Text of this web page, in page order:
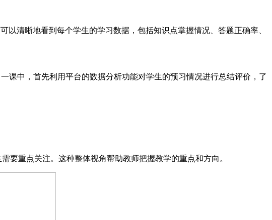
清晰地看到每个学生的学习数据，包括知识点掌握情况、答题正确率、
课中，首先利用平台的数据分析功能对学生的预习情况进行总结评价，了
要重点关注。这种整体视角帮助教师把握教学的重点和方向。